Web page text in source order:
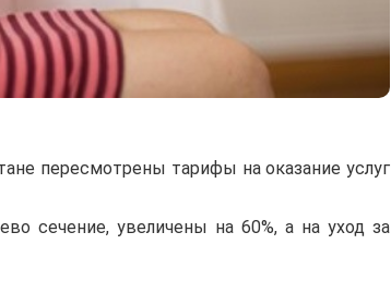
пересмотрены тарифы на оказание услуг
сечение, увеличены на 60%, а на уход за